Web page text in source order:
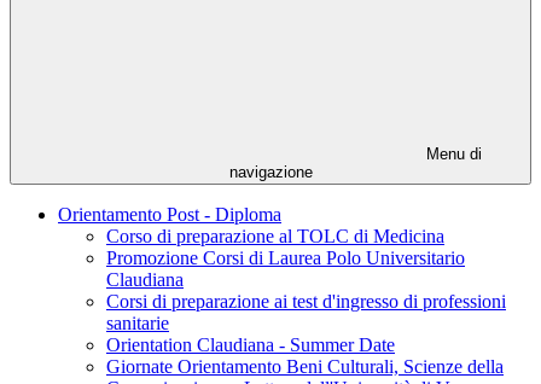
Menu di
navigazione
Orientamento Post - Diploma
Corso di preparazione al TOLC di Medicina
Promozione Corsi di Laurea Polo Universitario
Claudiana
Corsi di preparazione ai test d'ingresso di professioni
sanitarie
Orientation Claudiana - Summer Date
Giornate Orientamento Beni Culturali, Scienze della